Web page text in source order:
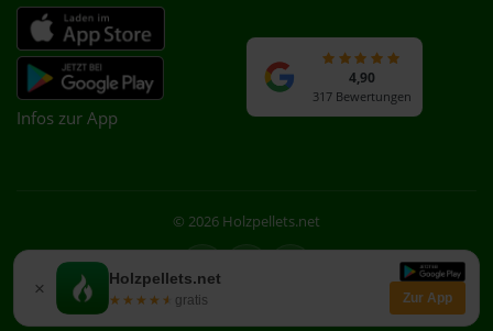
× Holzpellets.net
★★★★★
★★★★★ gratis Zur App
Infos zur App
4,90
317 Bewertungen
© 2026 Holzpellets.net
Facebook